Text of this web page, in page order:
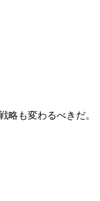
略も変わるべきだ。